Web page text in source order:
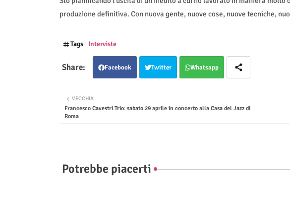
produzione definitiva. Con nuova gente, nuove cose, nuove tecniche,
Tags Interviste
Facebook Twitter Whatsapp
VECCHIA
Francesco Cavestri Trio: sabato 29 aprile in concerto alla Casa del Jazz di
Roma
Potrebbe piacerti